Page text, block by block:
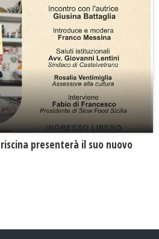
presenterà il suo nuovo